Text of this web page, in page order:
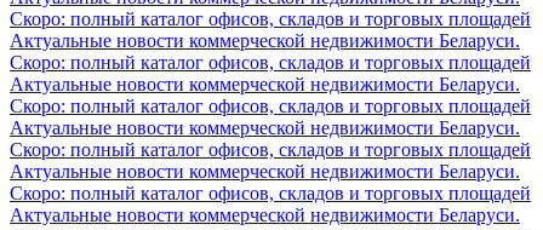
Скоро: полный каталог офисов, складов и торговых площадей
Актуальные новости коммерческой недвижимости Беларуси.
Скоро: полный каталог офисов, складов и торговых площадей
Актуальные новости коммерческой недвижимости Беларуси.
Скоро: полный каталог офисов, складов и торговых площадей
Актуальные новости коммерческой недвижимости Беларуси.
Скоро: полный каталог офисов, складов и торговых площадей
Актуальные новости коммерческой недвижимости Беларуси.
Скоро: полный каталог офисов, складов и торговых площадей
Актуальные новости коммерческой недвижимости Беларуси.